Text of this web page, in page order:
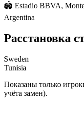
🏟 Estadio BBVA,
Argentina
Расстановка
Sweden
Tunisia
Показаны только
учёта замен).